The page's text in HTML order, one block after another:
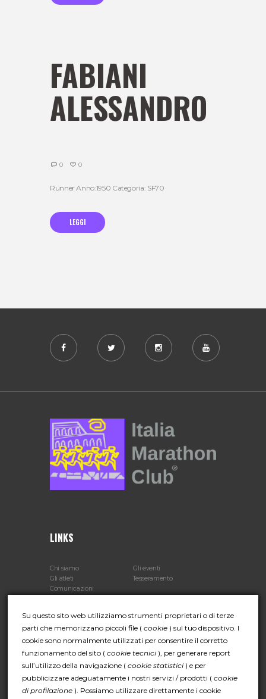
FABIANI
ALESSANDRO
0 0
Runner Anno:1950 Categoria: SF70
LEGGI
LINKS
Chi siamo
Gli eventi
Gli atleti
Tesseramento
Comunicazioni
CONTATTI
Indirizzo:Viale Battista Bardanzellu 65 - 00155 Roma
Email:info@italiamarathonclub.it
Su questo sito web utilizziamo strumenti proprietari o di terze
parti che memorizzano piccoli file ( cookie ) sul tuo dispositivo. I
cookie sono normalmente utilizzati per consentire il corretto
funzionamento del sito ( cookie tecnici ), per generare report
sull’utilizzo della navigazione ( cookie statistici ) e per
pubblicizzare adeguatamente i nostri servizi / prodotti ( cookie
di profilazione ). Possiamo utilizzare direttamente i cookie